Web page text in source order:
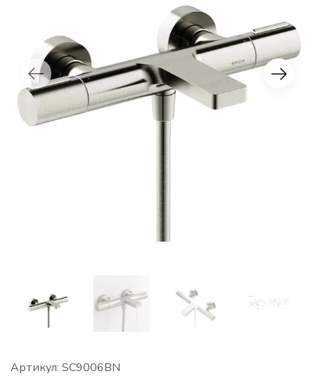
Артикул: SC9006BN